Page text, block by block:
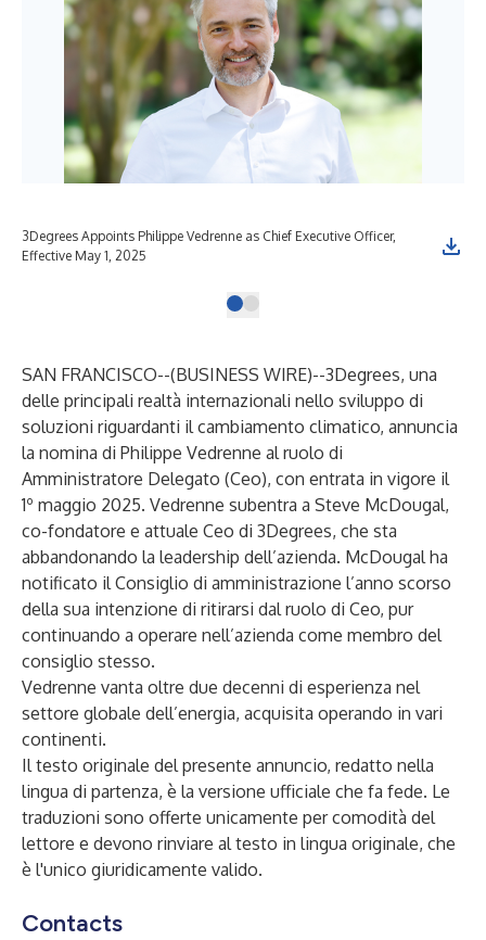
3Degrees Appoints Philippe Vedrenne as Chief Executive Officer,
Effective May 1, 2025
SAN FRANCISCO--(BUSINESS WIRE)--3Degrees, una
delle principali realtà internazionali nello sviluppo di
soluzioni riguardanti il cambiamento climatico, annuncia
la nomina di Philippe Vedrenne al ruolo di
Amministratore Delegato (Ceo), con entrata in vigore il
1º maggio 2025. Vedrenne subentra a Steve McDougal,
co-fondatore e attuale Ceo di 3Degrees, che sta
abbandonando la leadership dell’azienda. McDougal ha
notificato il Consiglio di amministrazione l’anno scorso
della sua intenzione di ritirarsi dal ruolo di Ceo, pur
continuando a operare nell’azienda come membro del
consiglio stesso.
Vedrenne vanta oltre due decenni di esperienza nel
settore globale dell’energia, acquisita operando in vari
continenti.
Il testo originale del presente annuncio, redatto nella
lingua di partenza, è la versione ufficiale che fa fede. Le
traduzioni sono offerte unicamente per comodità del
lettore e devono rinviare al testo in lingua originale, che
è l'unico giuridicamente valido.
Contacts